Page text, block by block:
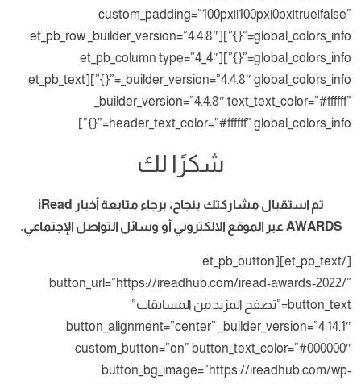
custom_padding=”100px||100px|0px|true|false”
global_colors_info=”{}”][et_pb_row _builder_version=”4.4.8″
global_colors_info=”{}”][et_pb_column type=”4_4″
_builder_version=”4.4.8″ global_colors_info=”{}”][et_pb_text
_builder_version=”4.4.8″ text_text_color=”#ffffff”
header_text_color=”#ffffff” global_colors_info=”{}”]
شكرًا لك
تم استقبال مشاركتك بنجاح، برجاء متابعة أخبار iRead
AWARDS عبر الموقع الالكتروني أو وسائل التواصل الإجتماعي.
[/et_pb_text][et_pb_button
button_url=”https://ireadhub.com/iread-awards-2022/”
button_text=”تصفح المزيد من المسابقات”
button_alignment=”center” _builder_version=”4.14.1″
custom_button=”on” button_text_color=”#000000″
button_bg_image=”https://ireadhub.com/wp-